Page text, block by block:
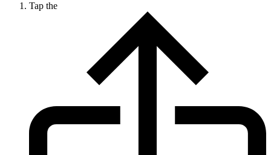
Tap the